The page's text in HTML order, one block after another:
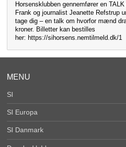
Horsensklubben gennemfører en
Frank og journalist Jeanette Refstrup
tage dig – en talk om hvorfor mænd
kroner. Billetter kan bestilles
her: https://sihorsens.nemtilmeld.dk/1
MENU
SI
SI Europa
SI Danmark